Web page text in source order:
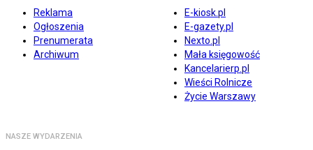
Reklama
Ogłoszenia
Prenumerata
Archiwum
E-kiosk.pl
E-gazety.pl
Nexto.pl
Mała księgowość
Kancelarierp.pl
Wieści Rolnicze
Życie Warszawy
NASZE WYDARZENIA